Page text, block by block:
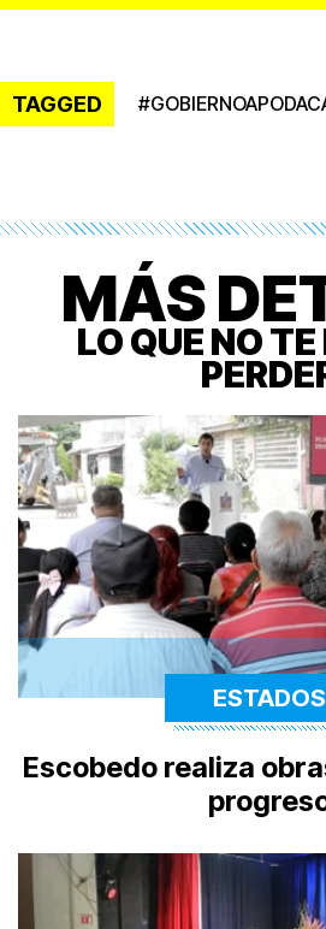
TAGGED #
MÁS
LO QUE NO
ESTADOS
Escobedo realiza